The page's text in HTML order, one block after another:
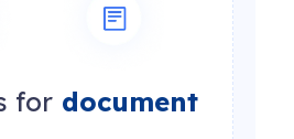
for document